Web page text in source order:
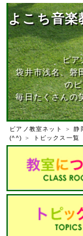
よこち音楽
ピア
袋井市浅名、磐
の
毎日たくさんの
ピアノ教室ネット ＞静
(^^) ＞ トピックス一覧